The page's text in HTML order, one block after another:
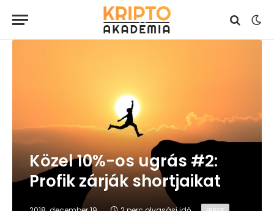
Közel 10%-os ugrás #2:
Profik zárják shortjaikat